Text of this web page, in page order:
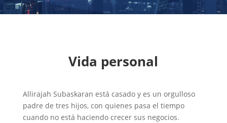
Vida personal
Allirajah Subaskaran está casado y es un orgulloso
padre de tres hijos, con quienes pasa el tiempo
cuando no está haciendo crecer sus negocios.